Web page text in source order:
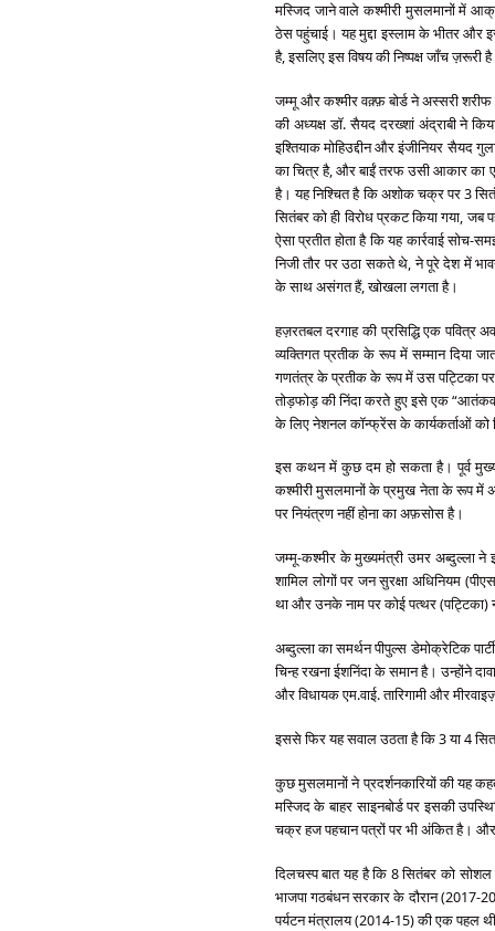
मस्जिद जाने वाले कश्मीरी मुसलमानों में
ठेस पहुंचाई। यह मुद्दा इस्लाम के भीतर और
है, इसलिए इस विषय की निष्पक्ष जाँच ज़रूरी
जम्मू और कश्मीर वक़्फ़ बोर्ड ने अस्सरी शरीफ
की अध्यक्ष डॉ. सैयद दरख्शां अंद्राबी ने
इश्तियाक मोहिउद्दीन और इंजीनियर सैयद
का चित्र है, और बाईं तरफ उसी आकार का
है। यह निश्चित है कि अशोक चक्र पर 3
सितंबर को ही विरोध प्रकट किया गया,
ऐसा प्रतीत होता है कि यह कार्रवाई सोच-
निजी तौर पर उठा सकते थे, ने पूरे देश में
के साथ असंगत हैं, खोखला लगता है।
हज़रतबल दरगाह की प्रसिद्धि एक पवित्र
व्यक्तिगत प्रतीक के रूप में सम्मान दिया
गणतंत्र के प्रतीक के रूप में उस पट्टिका पर
तोड़फोड़ की निंदा करते हुए इसे एक
के लिए नेशनल कॉन्फ्रेंस के कार्यकर्ताओं को
इस कथन में कुछ दम हो सकता है। पूर्व
कश्मीरी मुसलमानों के प्रमुख नेता के रूप में
पर नियंत्रण नहीं होना का अफ़सोस है।
जम्मू-कश्मीर के मुख्यमंत्री उमर अब्दुल्ला ने
शामिल लोगों पर जन सुरक्षा अधिनियम
था और उनके नाम पर कोई पत्थर (पट्टिका)
अब्दुल्ला का समर्थन पीपुल्स डेमोक्रेटिक
चिन्ह रखना ईशनिंदा के समान है। उन्होंने
और विधायक एम.वाई. तारिगामी और
इससे फिर यह सवाल उठता है कि 3 या 4
कुछ मुसलमानों ने प्रदर्शनकारियों की यह
मस्जिद के बाहर साइनबोर्ड पर इसकी
चक्र हज पहचान पत्रों पर भी अंकित है। और
दिलचस्प बात यह है कि 8 सितंबर को
भाजपा गठबंधन सरकार के दौरान (2017-
पर्यटन मंत्रालय (2014-15) की एक पहल